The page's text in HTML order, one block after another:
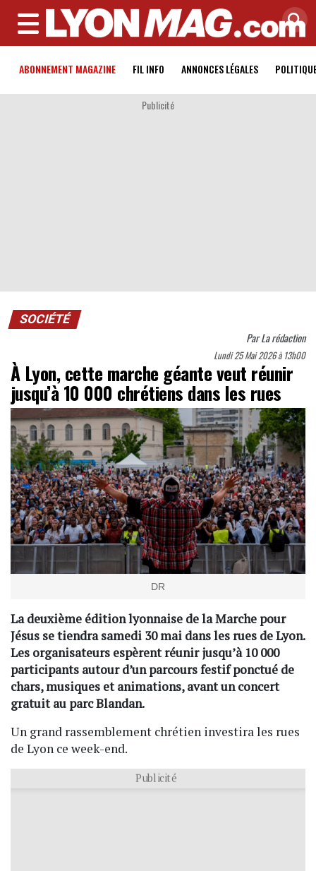
MENU
ABONNEMENT MAGAZINE FIL INFO ANNONCES LÉGALES
Publicité
SOCIÉTÉ
ParLa rédaction
Lundi 25 Mai 2026 à 13h00
À Lyon, cette marche géante veut réunir
jusqu’à 10 000 chrétiens dans les rues
DR
La deuxième édition lyonnaise de la Marche pour
Jésus se tiendra samedi 30 mai dans les rues de Lyon.
Les organisateurs espèrent réunir jusqu’à 10 000
participants autour d’un parcours festif ponctué de
chars, musiques et animations, avant un concert
gratuit au parc Blandan.
Un grand rassemblement chrétien investira les rues
de Lyon ce week-end.
Publicité